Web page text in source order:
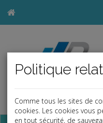
Comme tous les sites de
cookies. Les cookies vous
en tout sécurité, de